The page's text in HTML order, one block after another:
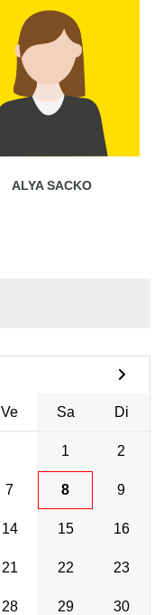
ALYA SACKO
Ve Sa Di
1 2
7 8 9
14 15 16
21 22 23
28 29 30